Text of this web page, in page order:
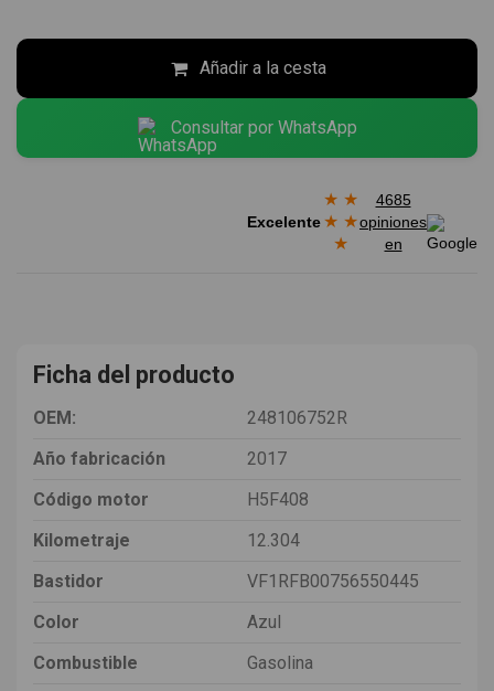
Añadir a la cesta
Consultar por WhatsApp
Excelente
★ ★
★ ★
★
4685
opiniones
en
Ficha del producto
OEM:
248106752R
Año fabricación
2017
Código motor
H5F408
Kilometraje
12.304
Bastidor
VF1RFB00756550445
Color
Azul
Combustible
Gasolina